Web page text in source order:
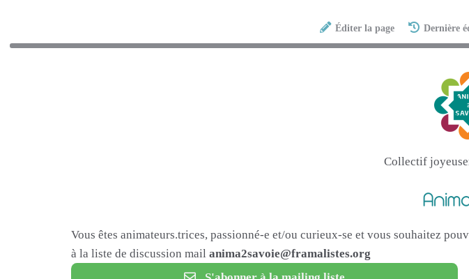
Éditer la page Dernière
Collectif
Vous êtes animateurs.trices, passionné-e et/ou curieux-se et vous souhaitez
à la liste de discussion mail anima2savoie@framalistes.org